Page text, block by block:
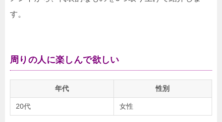
す。
周りの人に楽しんで欲しい
年代 性別
20代 女性